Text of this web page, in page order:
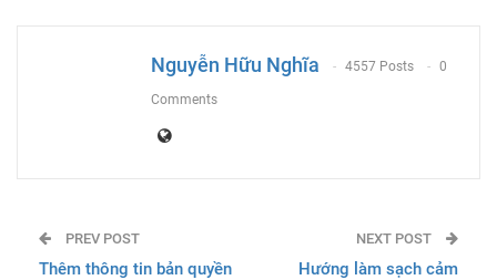
Nguyễn Hữu Nghĩa 4557 Posts 0
Comments
PREV POST
Thêm thông tin bản quyền
NEXT POST
Hướng làm sạch cảm